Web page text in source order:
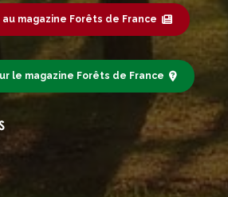
magazine Forêts de France
le magazine Forêts de France